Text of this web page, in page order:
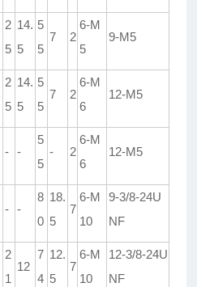
2
5
14.
5
5
5
7 2
6-M
5
9-M5
2
5
14.
5
5
5
7 2
6-M
6
12-M5
- -
5
5
- 2
6-M
6
12-M5
- -
8
0
18.
5
7
6-M
10
9-3/8-24U
NF
2
1
12
7
4
12.
5
7
6-M
10
12-3/8-24U
NF